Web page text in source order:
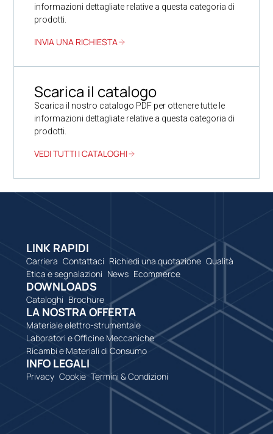
informazioni dettagliate relative a questa categoria di
prodotti.
INVIA UNA RICHIESTA
Scarica il catalogo
Scarica il nostro catalogo PDF per ottenere tutte le
informazioni dettagliate relative a questa categoria di
prodotti.
VEDI TUTTI I CATALOGHI
LINK RAPIDI
Carriera Contattaci Richiedi una quotazione Qualità
Etica e segnalazioni News Ecommerce
DOWNLOADS
Cataloghi Brochure
LA NOSTRA OFFERTA
Materiale elettro-strumentale
Laboratori e Officine Meccaniche
Ricambi e Materiali di Consumo
INFO LEGALI
Privacy Cookie Termini & Condizioni